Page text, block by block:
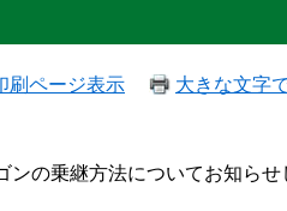
刷ページ表示 大きな文字
ンの乗継方法についてお知らせ